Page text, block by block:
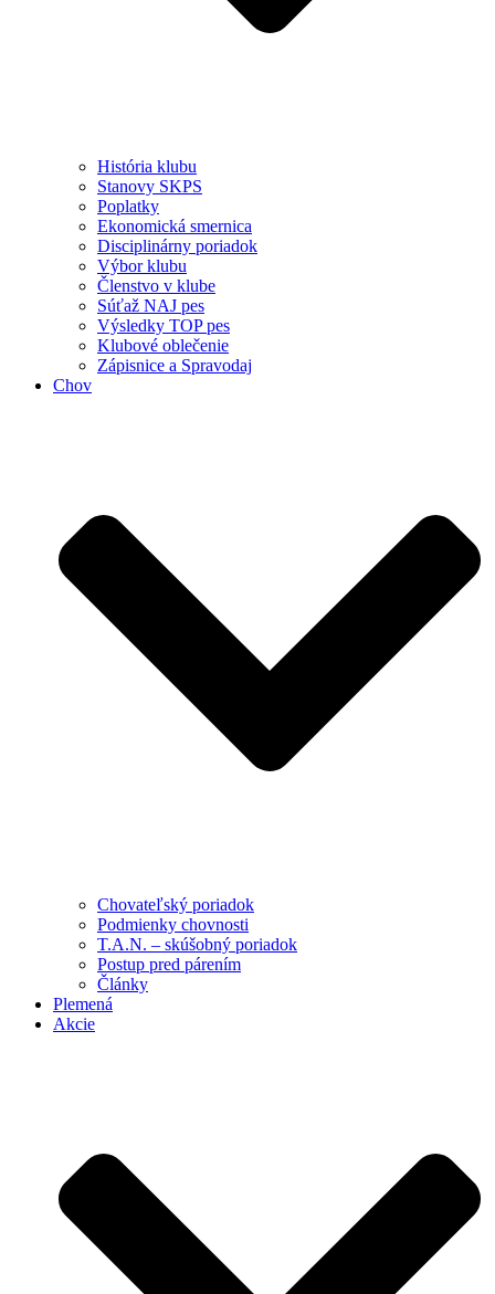
História klubu
Stanovy SKPS
Poplatky
Ekonomická smernica
Disciplinárny poriadok
Výbor klubu
Členstvo v klube
Súťaž NAJ pes
Výsledky TOP pes
Klubové oblečenie
Zápisnice a Spravodaj
Chov
Chovateľský poriadok
Podmienky chovnosti
T.A.N. – skúšobný poriadok
Postup pred párením
Články
Plemená
Akcie